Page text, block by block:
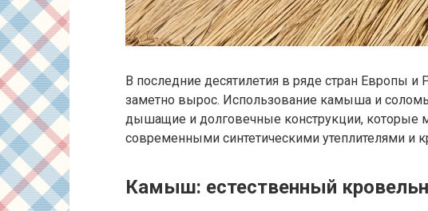
В последние десятилетия в ряде стран Европы и
заметно вырос. Использование камыша и
дышащие и долговечные конструкции, которые
современными синтетическими утеплителями и
Камыш: естественный